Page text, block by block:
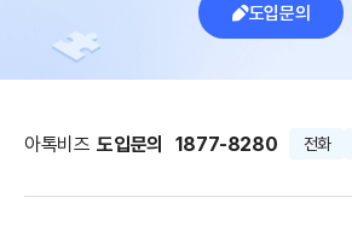
도입문의
아톡비즈 도입문의 1877-8280 전화